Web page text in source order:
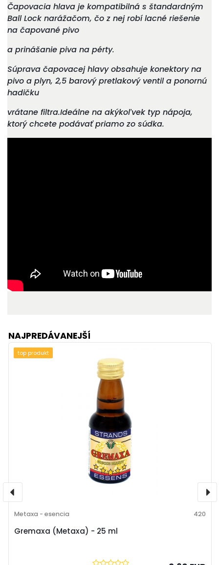
Čapovacia hlava je kompatibilná s štandardným
Ball Lock narážačom, čo z nej robí lacné riešenie
na čapované pivo
a prinášanie piva na pérty.
Súprava čapovacej hlavy obsahuje konektory na
pivo a plyn, 2,5 barový pretlakový ventil a ponornú
hadičku
vrátane filtra.Ideálne naakýkoľvek typ nápoja,
ktorý chcete podávať priamo zo súdka.
NAJPREDÁVANEJŠÍ
Gremaxa (Metaxa) - 25 ml
Metaxa - esencia 420
top produkt